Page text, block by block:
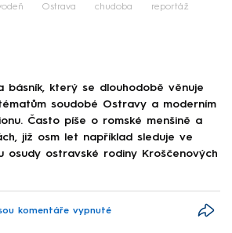
Ostrava chudoba reportáž
básník, který se dlouhodobě věnuje
soudobé Ostravy a moderním
Často píše o romské menšině a
již osm let například sleduje ve
osudy ostravské rodiny Kroščenových
komentáře vypnuté